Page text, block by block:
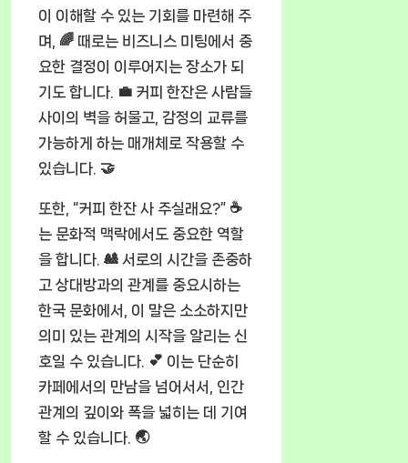
이 이해할 수 있는 기회를 마련해 주
며, 🌈 때로는 비즈니스 미팅에서 중
요한 결정이 이루어지는 장소가 되
기도 합니다. 💼 커피 한잔은 사람들
사이의 벽을 허물고, 감정의 교류를
가능하게 하는 매개체로 작용할 수
있습니다. 🤝
또한, “커피 한잔 사 주실래요?” ☕
는 문화적 맥락에서도 중요한 역할
을 합니다. 🎎 서로의 시간을 존중하
고 상대방과의 관계를 중요시하는
한국 문화에서, 이 말은 소소하지만
의미 있는 관계의 시작을 알리는 신
호일 수 있습니다. 💕 이는 단순히
카페에서의 만남을 넘어서서, 인간
관계의 깊이와 폭을 넓히는 데 기여
할 수 있습니다. 🌏